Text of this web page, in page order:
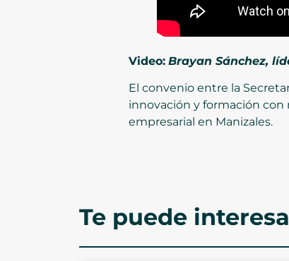
Video: Brayan Sánchez,
El convenio entre la
innovación y formación con
empresarial en Manizales.
Te puede